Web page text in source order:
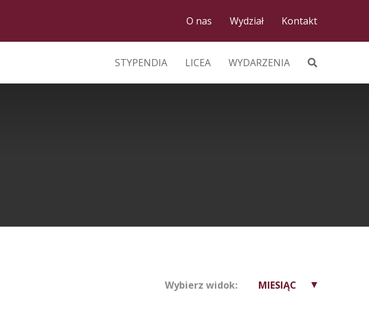
O nas Wydział Kontakt
STYPENDIA LICEA WYDARZENIA
Wybierz widok: MIESIĄC